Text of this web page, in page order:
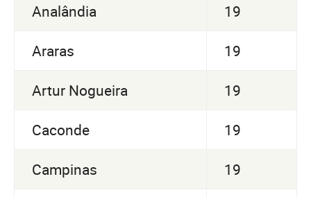
Analândia 19
Araras 19
Artur Nogueira 19
Caconde 19
Campinas 19